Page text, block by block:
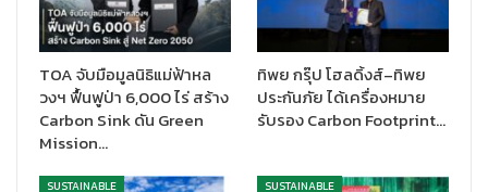
การลดการเกิดขยะพลาสติก รวมถึงดำเนินกิจกรรมเพื่อสังคมด้านสุข
อนามัยและอื่นๆ มาโดยตลอด
ด้วยความตั้งใจในการ‘ร่วมสร้างสุขอนามัย คู่รอยยิ้มคนไทย’คาโอ
แสดงเจตนารมณ์ดังกล่าวผ่านคุณค่าที่ส่งตรงถึงมือผู้บริโภคผ่าน 11
แบรนด์ ที่มุ่งเน้นการปกป้องและดูแลสุขอนามัย ได้แก่ ผลิตภัณฑ์ความ
ความสะอาดเสื้อผ้าแอทแทค,ผลิตภัณฑ์ขจัดคราบไฮเตอร์®, น้ำยา
TOA จับมือมูลนิธิแม่ฟ้าหล
วงฯ ฟื้นฟูป่า 6,000 ไร่ สร้าง
Carbon Sink ดัน Green
Mission…
ทิพย กรุ๊ป โฮลดิ้งส์–ทิพย
ประกันภัย ได้เครื่องหมาย
รับรอง Carbon Footprint…
SUSTAINABLE SUSTAINABLE